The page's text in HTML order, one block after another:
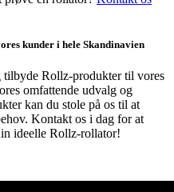
kunder i hele Skandinavien
tilbyde Rollz-produkter til vores
omfattende udvalg og
kan du stole på os til at
Kontakt os i dag for at
ideelle Rollz-rollator!